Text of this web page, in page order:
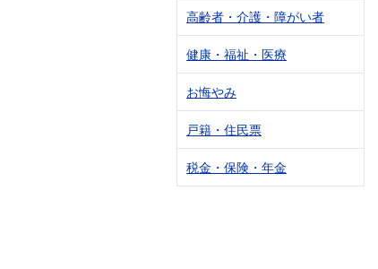
高齢者・介護・障がい者
健康・福祉・医療
お悔やみ
戸籍・住民票
税金・保険・年金